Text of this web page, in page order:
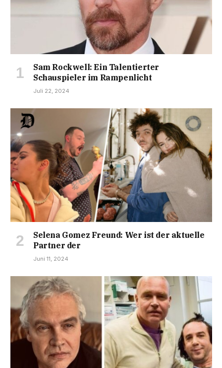
Sam Rockwell: Ein Talentierter
Schauspieler im Rampenlicht
Juli 22, 2024
Selena Gomez Freund: Wer ist der aktuelle
Partner der
Juni 11, 2024